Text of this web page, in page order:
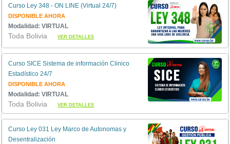
Curso Ley 348 - ON LINE (Virtual 24/7)
DISPONIBLE AHORA
Modalidad: VIRTUAL
Toda BoliviaVER DETALLES
Curso SICE Sistema de información Clinico
Estadístico 24/7
DISPONIBLE AHORA
Modalidad: VIRTUAL
Toda BoliviaVER DETALLES
Curso Ley 031 Ley Marco de Autonomas y
Desentralización